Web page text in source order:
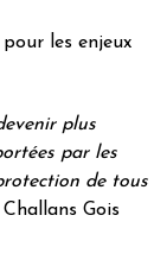
les enjeux
plus
par les
de tous
Gois